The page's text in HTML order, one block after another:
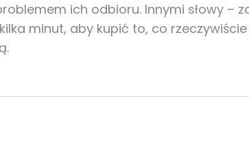
ich odbioru. Innymi słowy –
minut, aby kupić to, co